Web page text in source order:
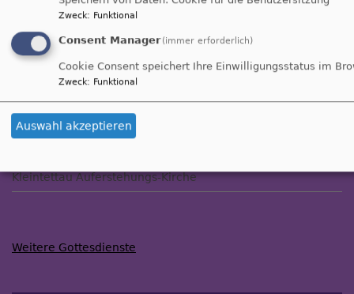
Gottesdienst
Ad portam coeli
So, 6.9. 9 Uhr
Gottesdienst
Langenau Christophorus-Kirche
Kleintettau Auferstehungs-Kirche
Weitere Gottesdienste
Zweck: Funktional
Consent Manager (immer erforderlich)
Cookie Consent speichert Ihre Einwilligungsstatus im
Zweck: Funktional
Auswahl akzeptieren